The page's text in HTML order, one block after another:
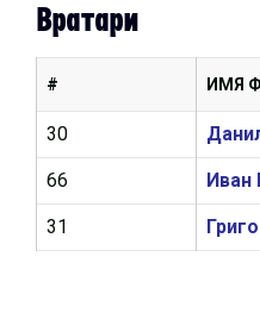
Вратари
ИМЯ
Иван
#
30
66
31